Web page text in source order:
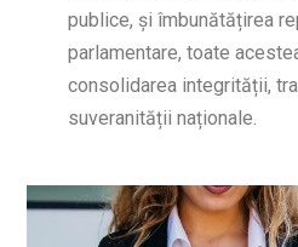
publice, și îmbunătățirea
parlamentare, toate
consolidarea integrității,
suveranității naționale.